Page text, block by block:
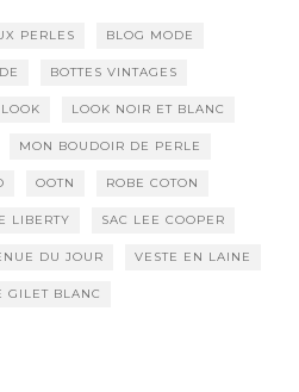
PERLES BLOG MODE
BOTTES VINTAGES
LOOK LOOK NOIR ET BLANC
MON BOUDOIR DE PERLE
OOTN ROBE COTON
LIBERTY SAC LEE COOPER
DU JOUR VESTE EN LAINE
GILET BLANC